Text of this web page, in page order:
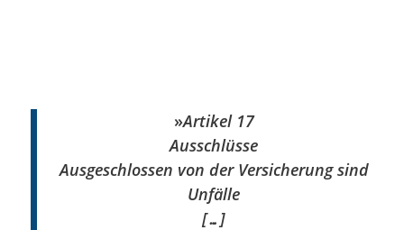
»Artikel 17
Ausschlüsse
Ausgeschlossen von der Versicherung sind
Unfälle
[…]